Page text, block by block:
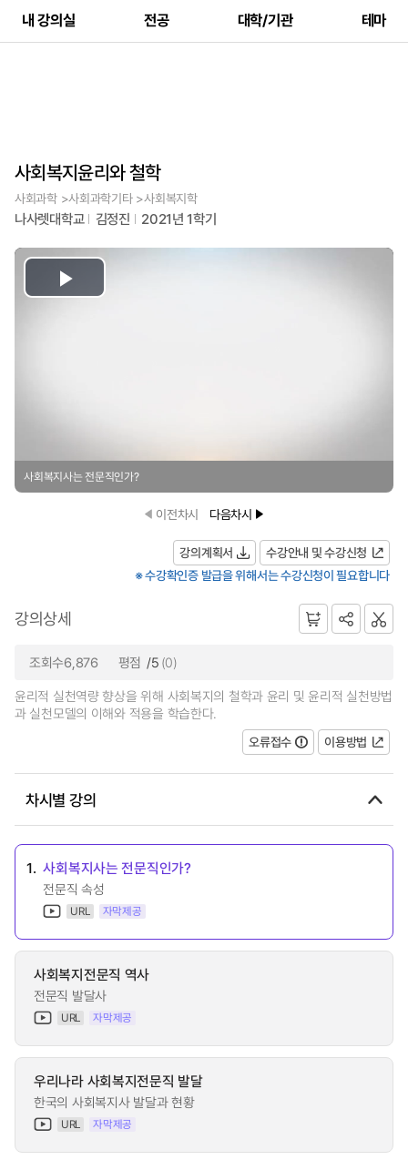
내 강의실 전공 대학/기관 테마
사회복지윤리와 철학
사회과학 >사회과학기타 >사회복지학
나사렛대학교 김정진 2021년 1학기
Play
사회복지사는 전문직인가?
이전차시 다음차시
강의계획서
수강안내 및 수강신청
※ 수강확인증 발급을 위해서는 수강신청이 필요합니다
강의상세
조회수6,876 평점 /5 (0)
윤리적 실천역량 향상을 위해 사회복지의 철학과 윤리 및 윤리적 실천방법
과 실천모델의 이해와 적용을 학습한다.
오류접수
이용방법
차시별 강의
1. 사회복지사는 전문직인가?
전문직 속성
URL 자막제공
사회복지전문직 역사
전문직 발달사
URL 자막제공
우리나라 사회복지전문직 발달
한국의 사회복지사 발달과 현황
URL 자막제공